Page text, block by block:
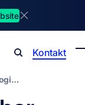
Kontakt
Q1 2026 und darüber hinaus: Logistikausblick zu Seetransportkapazitäten, Luftverkehrstrends und wirtschaftlichen Risiken